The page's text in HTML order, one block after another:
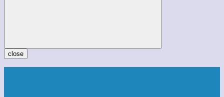
close